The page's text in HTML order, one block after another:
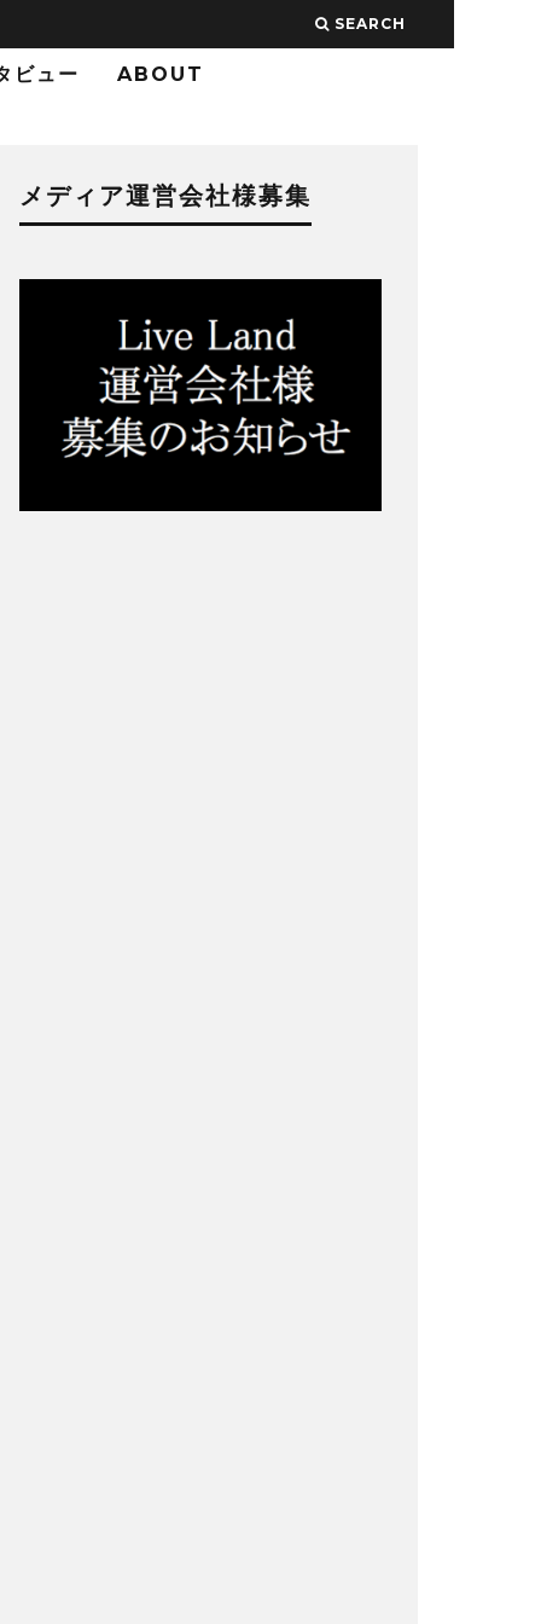
SEARCH
ビュー ABOUT
メディア運営会社様募集